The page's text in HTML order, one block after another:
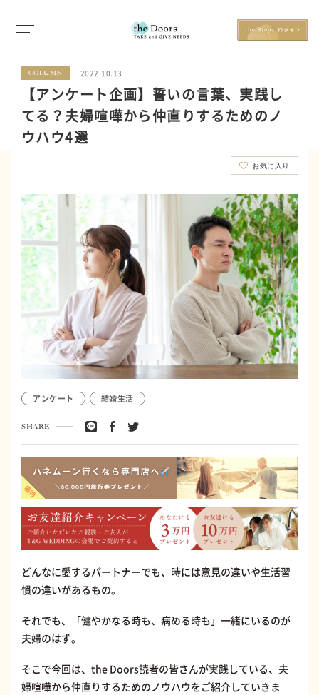
COLUMN 2022.10.13
【アンケート企画】誓いの言葉、実践し
てる？夫婦喧嘩から仲直りするためのノ
ウハウ4選
お気に入り
アンケート 結婚生活
SHARE
どんなに愛するパートナーでも、時には意見の違いや生活習
慣の違いがあるもの。
それでも、「健やかなる時も、病める時も」一緒にいるのが
夫婦のはず。
そこで今回は、the Doors読者の皆さんが実践している、夫
婦喧嘩から仲直りするためのノウハウをご紹介していきま